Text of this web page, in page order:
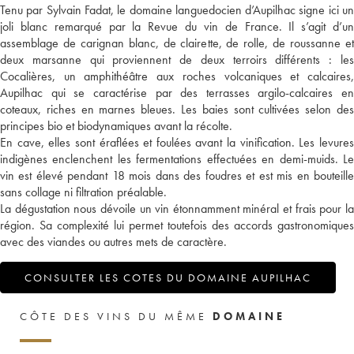
Tenu par Sylvain Fadat, le domaine languedocien d’Aupilhac signe ici un
joli blanc remarqué par la Revue du vin de France. Il s’agit d’un
assemblage de carignan blanc, de clairette, de rolle, de roussanne et
deux marsanne qui proviennent de deux terroirs différents : les
Cocalières, un amphithéâtre aux roches volcaniques et calcaires,
Aupilhac qui se caractérise par des terrasses argilo-calcaires en
coteaux, riches en marnes bleues. Les baies sont cultivées selon des
principes bio et biodynamiques avant la récolte.
En cave, elles sont éraflées et foulées avant la vinification. Les levures
indigènes enclenchent les fermentations effectuées en demi-muids. Le
vin est élevé pendant 18 mois dans des foudres et est mis en bouteille
sans collage ni filtration préalable.
La dégustation nous dévoile un vin étonnamment minéral et frais pour la
région. Sa complexité lui permet toutefois des accords gastronomiques
avec des viandes ou autres mets de caractère.
CONSULTER LES COTES DU DOMAINE AUPILHAC
CÔTE DES VINS DU MÊME DOMAINE